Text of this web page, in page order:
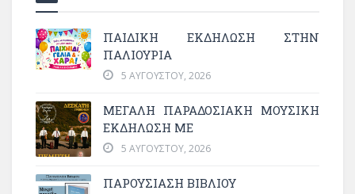
ΠΑΙΔΙΚΗ ΕΚΔΗΛΩΣΗ ΣΤΗΝ
ΠΑΛΙΟΥΡΙΑ
5 ΑΥΓΟΎΣΤΟΥ, 2026
ΜΕΓΆΛΗ ΠΑΡΑΔΟΣΙΑΚΉ ΜΟΥΣΙΚΉ
ΕΚΔΉΛΩΣΗ ΜΕ
5 ΑΥΓΟΎΣΤΟΥ, 2026
ΠΑΡΟΥΣΙΑΣΗ ΒΙΒΛΙΟΥ